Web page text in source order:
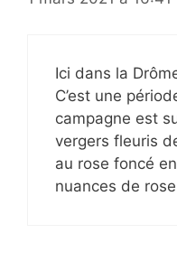
Ici dans la
C’est une
campagne est
vergers fleuris
au rose foncé
nuances de